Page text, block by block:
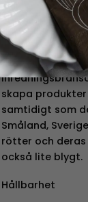
sina unika
Historian
Storefactory har
skapa
samtidigt som
Småland,
rötter och deras
också lite blygt.
Hållbarhet